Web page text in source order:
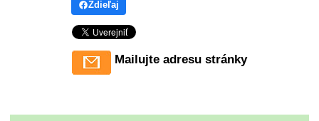
Zdieľaj
Mailujte adresu stránky